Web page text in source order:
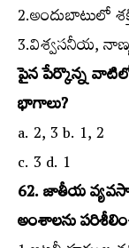
2.అందుబాటులో
3.విశ్వసనీయ,
పైన పేర్కొన్న
భాగాలు?
a. 2, 3 b. 1, 2
c. 3 d. 1
62. జాతీయ
అంశాలను